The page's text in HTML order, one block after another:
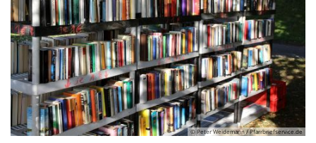
© Peter Weidemann / Pfarrbriefservice.de